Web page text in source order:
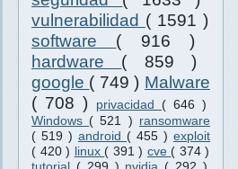
vulnerabilidad ( 1591 )
software ( 916 )
hardware ( 859 )
google ( 749 ) Malware
( 708 )
privacidad ( 646 )
Windows ( 521 ) ransomware
( 519 ) android ( 455 ) exploit
( 420 ) linux ( 391 ) cve ( 374 )